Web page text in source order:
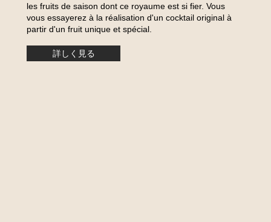
les fruits de saison dont ce royaume est si fier. Vous
vous essayerez à la réalisation d'un cocktail original à
partir d'un fruit unique et spécial.
詳しく見る